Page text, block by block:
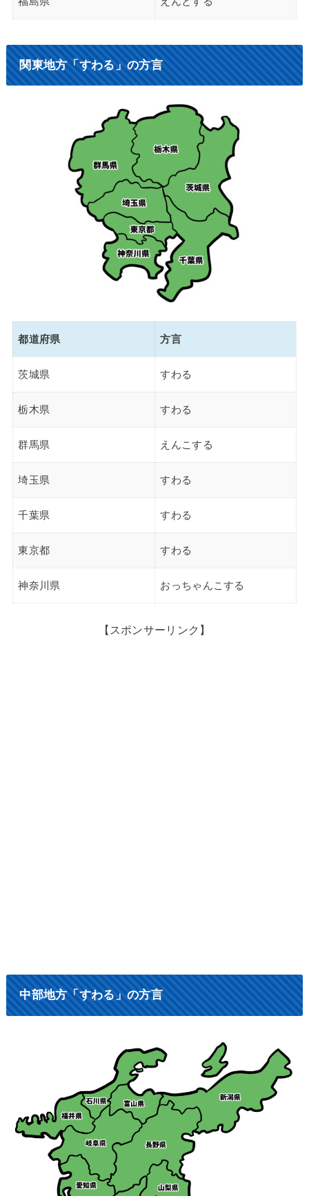
関東地方「すわる」の方言
都道府県 方言
茨城県 すわる
栃木県 すわる
群馬県 えんこする
埼玉県 すわる
千葉県 すわる
東京都 すわる
神奈川県 おっちゃんこする
【スポンサーリンク】
中部地方「すわる」の方言